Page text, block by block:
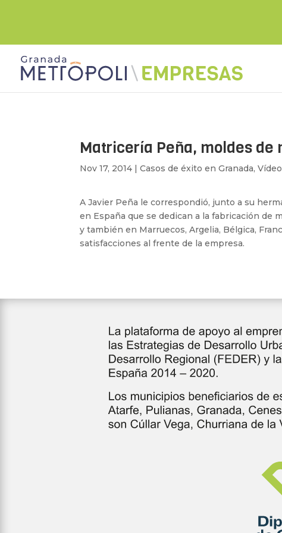
Matricería Peña, moldes
Nov 17, 2014 |Casos de éxito en Granada,Vídeo
A Javier Peña le correspondió, junto a su
en España que se dedican a la fabricación
y también en Marruecos, Argelia, Bélgica,
satisfacciones al frente de la empresa.